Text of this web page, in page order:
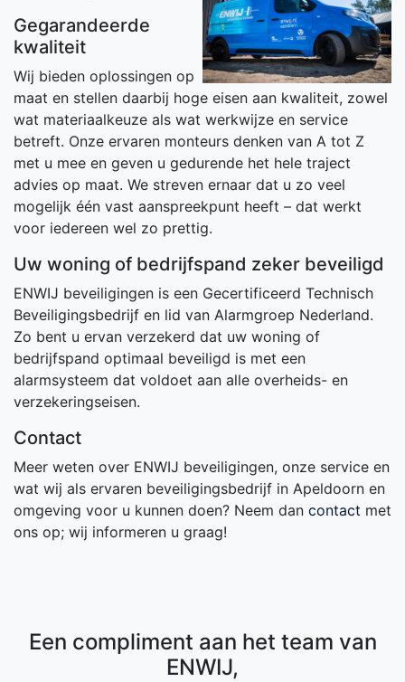
Gegarandeerde
kwaliteit
Wij bieden oplossingen op
maat en stellen daarbij hoge eisen aan kwaliteit, zowel
wat materiaalkeuze als wat werkwijze en service
betreft. Onze ervaren monteurs denken van A tot Z
met u mee en geven u gedurende het hele traject
advies op maat. We streven ernaar dat u zo veel
mogelijk één vast aanspreekpunt heeft – dat werkt
voor iedereen wel zo prettig.
Uw woning of bedrijfspand zeker beveiligd
ENWIJ beveiligingen is een Gecertificeerd Technisch
Beveiligingsbedrijf en lid van Alarmgroep Nederland.
Zo bent u ervan verzekerd dat uw woning of
bedrijfspand optimaal beveiligd is met een
alarmsysteem dat voldoet aan alle overheids- en
verzekeringseisen.
Contact
Meer weten over ENWIJ beveiligingen, onze service en
wat wij als ervaren beveiligingsbedrijf in Apeldoorn en
omgeving voor u kunnen doen? Neem dan contact met
ons op; wij informeren u graag!
Een compliment aan het team van
ENWIJ,